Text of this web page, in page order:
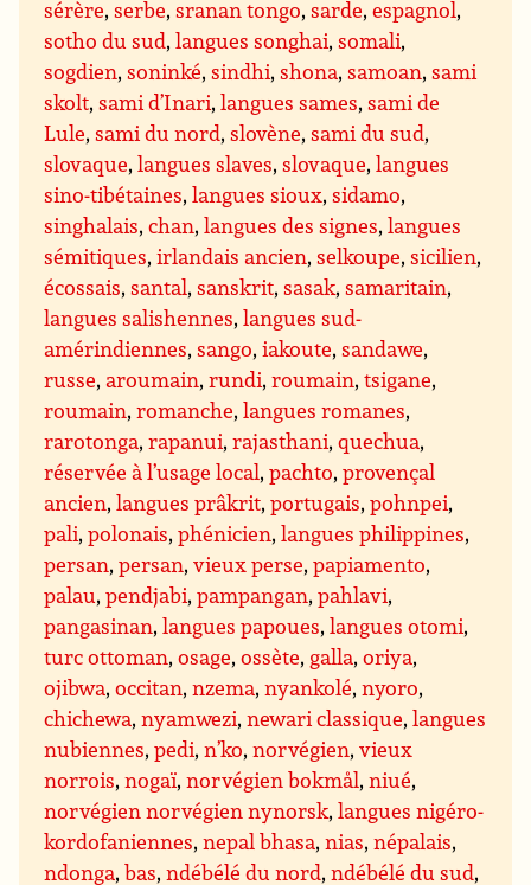
sérère,serbe,sranan tongo,sarde,espagnol,
sotho du sud,langues songhai,somali,
sogdien,soninké,sindhi,shona,samoan,sami
skolt,sami d’Inari,langues sames,sami de
Lule,sami du nord,slovène,sami du sud,
slovaque,langues slaves,slovaque,langues
sino-tibétaines,langues sioux,sidamo,
singhalais,chan,langues des signes,langues
sémitiques,irlandais ancien,selkoupe,sicilien,
écossais,santal,sanskrit,sasak,samaritain,
langues salishennes,langues sud-
amérindiennes,sango,iakoute,sandawe,
russe,aroumain,rundi,roumain,tsigane,
roumain,romanche,langues romanes,
rarotonga,rapanui,rajasthani,quechua,
réservée à l’usage local,pachto,provençal
ancien,langues prâkrit,portugais,pohnpei,
pali,polonais,phénicien,langues philippines,
persan,persan,vieux perse,papiamento,
palau,pendjabi,pampangan,pahlavi,
pangasinan,langues papoues,langues otomi,
turc ottoman,osage,ossète, galla,oriya,
ojibwa,occitan,nzema,nyankolé,nyoro,
chichewa,nyamwezi,newari classique,langues
nubiennes,pedi,n’ko,norvégien,vieux
norrois,nogaï,norvégien bokmål,niué,
norvégien norvégien nynorsk,langues nigéro-
kordofaniennes,nepal bhasa,nias,népalais,
ndonga,bas,ndébélé du nord,ndébélé du sud,